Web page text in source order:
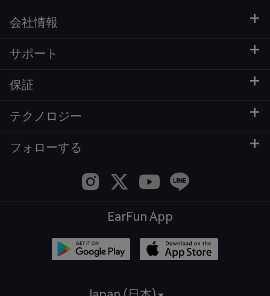
会社情報
サポート
保証
テクノロジー
フォローする
EarFun App